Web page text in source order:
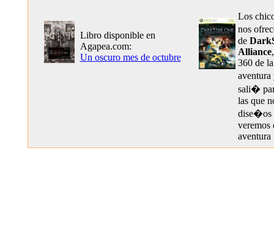
Libro disponible en
Agapea.com:
Un oscuro mes de octubre
Los
nos
de
Alliance
360 de
sali�
las que
dise�os
veremos
aventura